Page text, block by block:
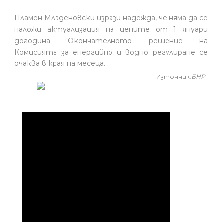
Пламен Младеновски изрази надежда, че няма да се
наложи актуализация на цените от 1 януари
догодина. Окончателното решение на
Комисията за енергийно и водно регулиране се
очаква в края на месеца.
Източник:БНР